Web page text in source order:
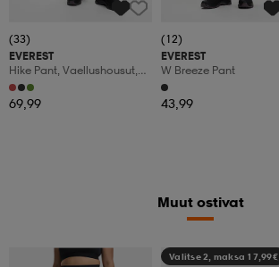
(33)
EVEREST
Hike Pant, Vaellushousut,
Naisten
69,99
(12)
EVEREST
W Breeze Pant
43,99
Muut ostivat
Valitse 2, maksa 17,99€